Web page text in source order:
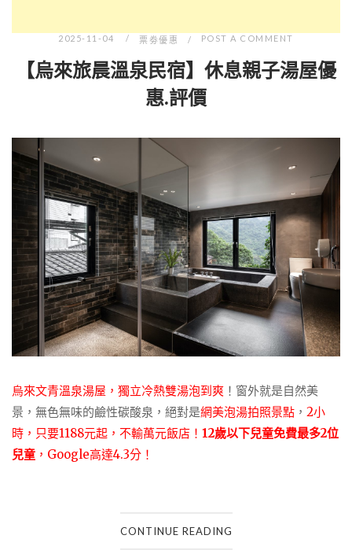
2025-11-04 票劵優惠 POST A COMMENT
【烏來旅晨溫泉民宿】休息親子湯屋優
惠.評價
烏來文青溫泉湯屋，獨立冷熱雙湯泡到爽 ！窗外就是自然美
景，無色無味的鹼性碳酸泉，絕對是網美泡湯拍照景點 ， 2小
時，只要1188元起，不輸萬元飯店！ 12歲以下兒童免費最多2位
兒童 ，Google高達4.3分！
CONTINUE READING